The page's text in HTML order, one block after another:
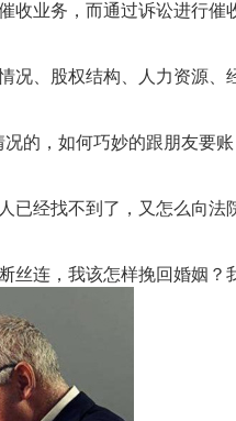
收业务，而通过诉讼进行
况、股权结构、人力资源
的，如何巧妙的跟朋友要
已经找不到了，又怎么向
丝连，我该怎样挽回婚姻